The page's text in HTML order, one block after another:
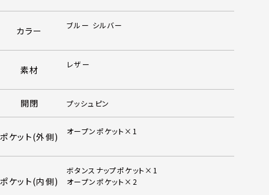
カラー ブルー シルバー
素材 レザー
開閉 プッシュピン
ポケット(外側) オープンポケット×1
ポケット(内側)
ボタンスナップポケット×1
オープンポケット×2